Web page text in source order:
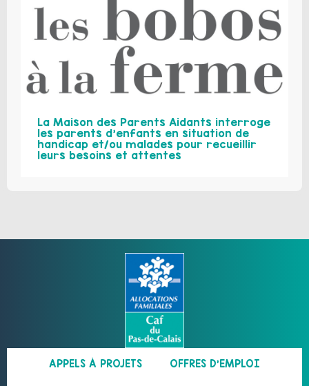
La Maison des Parents Aidants interroge
les parents d’enfants en situation de
handicap et/ou malades pour recueillir
leurs besoins et attentes
APPELS À PROJETS OFFRES D’EMPLOI